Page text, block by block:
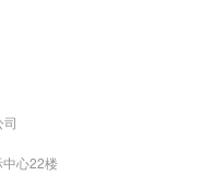
心22楼